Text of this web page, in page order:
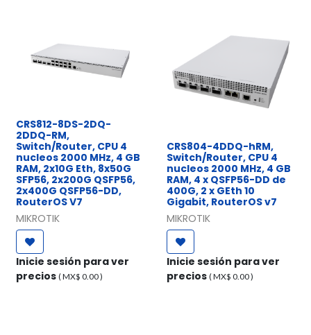
CRS812-8DS-2DQ-
2DDQ-RM,
Switch/Router, CPU 4
nucleos 2000 MHz, 4 GB
RAM, 2x10G Eth, 8x50G
SFP56, 2x200G QSFP56,
2x400G QSFP56-DD,
RouterOS V7
MIKROTIK
Inicie sesión para ver
precios ( MX$ 0.00)
CRS804-4DDQ-hRM,
Switch/Router, CPU 4
nucleos 2000 MHz, 4 GB
RAM, 4 x QSFP56-DD de
400G, 2 x GEth 10
Gigabit, RouterOS v7
MIKROTIK
Inicie sesión para ver
precios ( MX$ 0.00)